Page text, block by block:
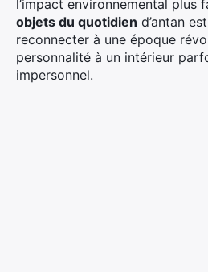
l’impact environnemental plus
objets du quotidien d’antan
reconnecter à une époque
personnalité à un intérieur
impersonnel.